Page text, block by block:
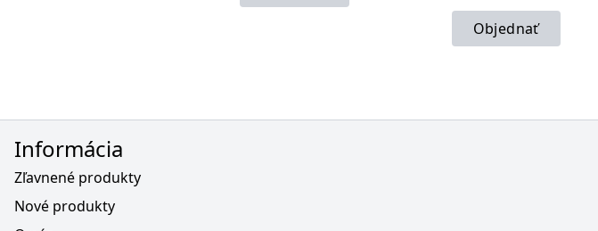
Objednať
Informácia
Zľavnené produkty
Nové produkty